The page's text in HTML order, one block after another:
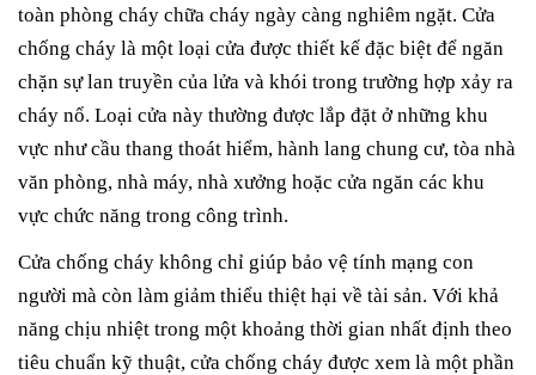
toàn phòng cháy chữa cháy ngày càng nghiêm ngặt. Cửa
chống cháy là một loại cửa được thiết kế đặc biệt để ngăn
chặn sự lan truyền của lửa và khói trong trường hợp xảy ra
cháy nổ. Loại cửa này thường được lắp đặt ở những khu
vực như cầu thang thoát hiểm, hành lang chung cư, tòa nhà
văn phòng, nhà máy, nhà xưởng hoặc cửa ngăn các khu
vực chức năng trong công trình.
Cửa chống cháy không chỉ giúp bảo vệ tính mạng con
người mà còn làm giảm thiểu thiệt hại về tài sản. Với khả
năng chịu nhiệt trong một khoảng thời gian nhất định theo
tiêu chuẩn kỹ thuật, cửa chống cháy được xem là một phần